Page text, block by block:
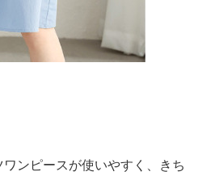
ンピースが使いやすく、きち